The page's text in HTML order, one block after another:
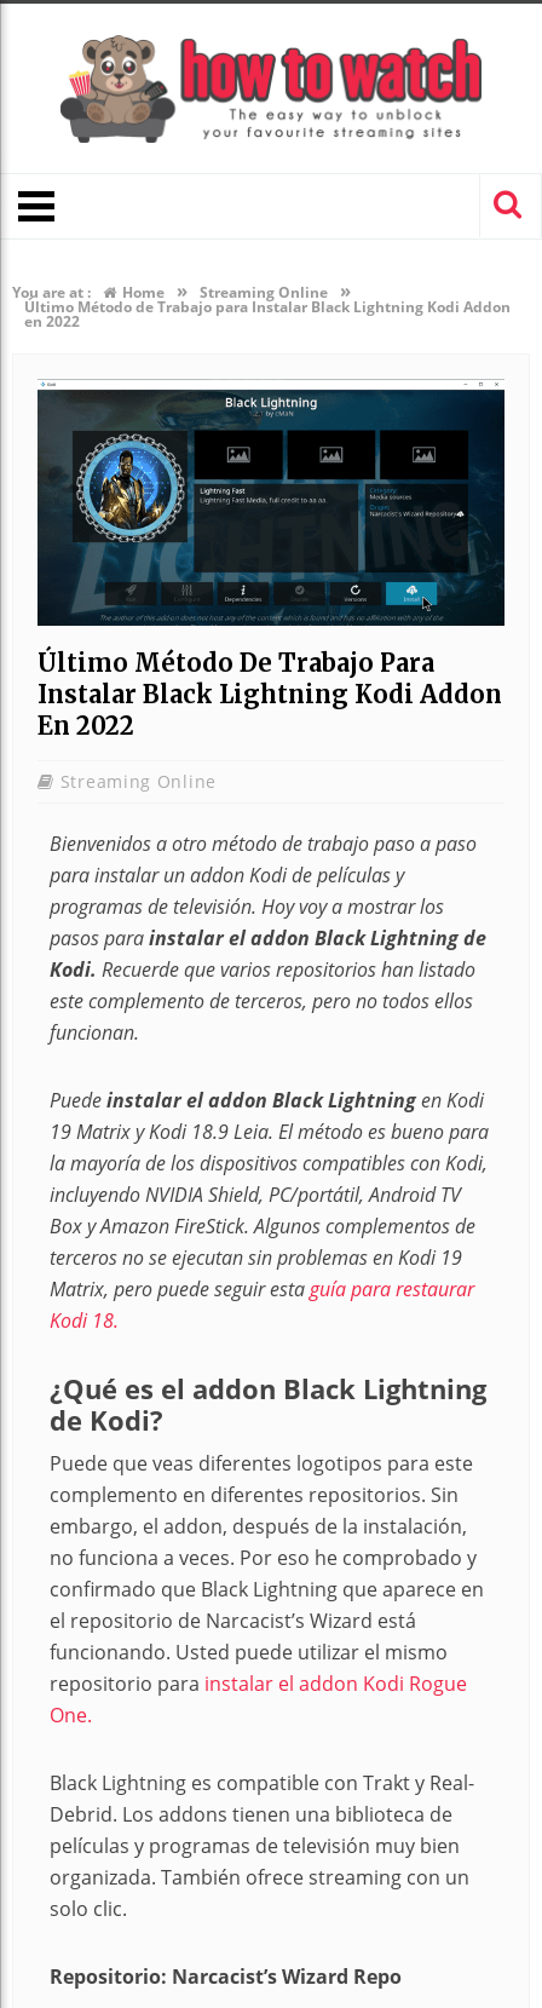
You are at : Home » Streaming Online »
Último Método de Trabajo para Instalar Black Lightning Kodi Addon
en 2022
Último Método De Trabajo Para
Instalar Black Lightning Kodi Addon
En 2022
Streaming Online
Bienvenidos a otro método de trabajo paso a paso
para instalar un addon Kodi de películas y
programas de televisión. Hoy voy a mostrar los
pasos parainstalar el addon Black Lightning de
Kodi. Recuerde que varios repositorios han listado
este complemento de terceros, pero no todos ellos
funcionan.
Puedeinstalar el addon Black Lightningen Kodi
19 Matrix y Kodi 18.9 Leia. El método es bueno para
la mayoría de los dispositivos compatibles con Kodi,
incluyendo NVIDIA Shield, PC/portátil, Android TV
Box y Amazon FireStick. Algunos complementos de
terceros no se ejecutan sin problemas en Kodi 19
Matrix, pero puede seguir estaguía para restaurar
Kodi 18.
¿Qué es el addon Black Lightning
de Kodi?
Puede que veas diferentes logotipos para este
complemento en diferentes repositorios. Sin
embargo, el addon, después de la instalación,
no funciona a veces. Por eso he comprobado y
confirmado que Black Lightning que aparece en
el repositorio de Narcacist’s Wizard está
funcionando. Usted puede utilizar el mismo
repositorio para instalar el addon Kodi Rogue
One.
Black Lightning es compatible con Trakt y Real-
Debrid. Los addons tienen una biblioteca de
películas y programas de televisión muy bien
organizada. También ofrece streaming con un
solo clic.
Repositorio: Narcacist’s Wizard Repo